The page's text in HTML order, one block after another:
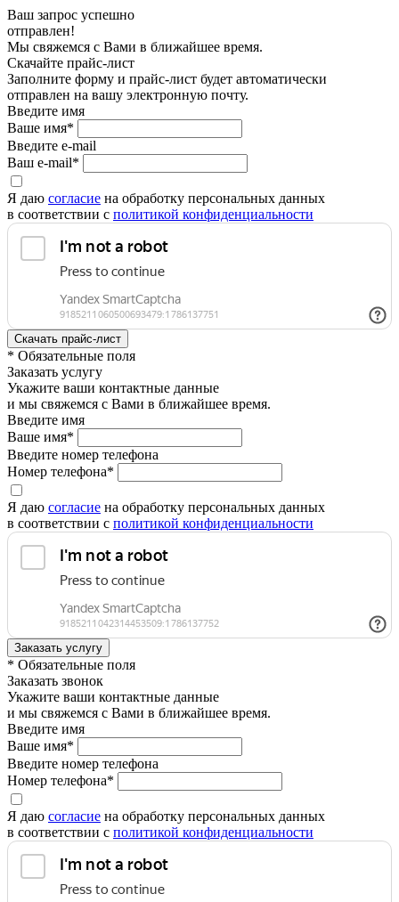
Ваш запрос успешно
отправлен!
Мы свяжемся с Вами в ближайшее время.
Скачайте прайс-лист
Заполните форму и прайс-лист будет автоматически
отправлен на вашу электронную почту.
Введите имя
Ваше имя*
Введите e-mail
Ваш e-mail*
Я даю согласие на обработку персональных данных
в соответствии с политикой конфиденциальности
* Обязательные поля
Заказать услугу
Укажите ваши контактные данные
и мы свяжемся с Вами в ближайшее время.
Введите имя
Ваше имя*
Введите номер телефона
Номер телефона*
Я даю согласие на обработку персональных данных
в соответствии с политикой конфиденциальности
* Обязательные поля
Заказать звонок
Укажите ваши контактные данные
и мы свяжемся с Вами в ближайшее время.
Введите имя
Ваше имя*
Введите номер телефона
Номер телефона*
Я даю согласие на обработку персональных данных
в соответствии с политикой конфиденциальности